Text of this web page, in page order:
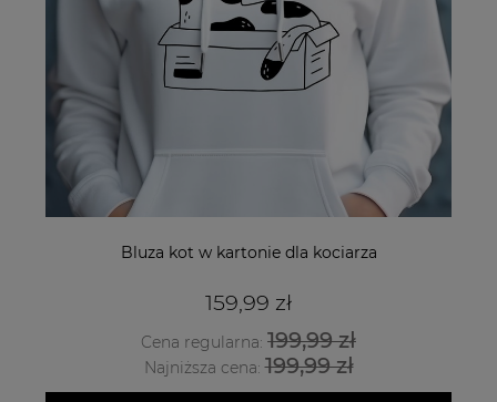
Bluza kot w kartonie dla kociarza
159,99 zł
Cena regularna: 199,99 zł
Najniższa cena:199,99 zł